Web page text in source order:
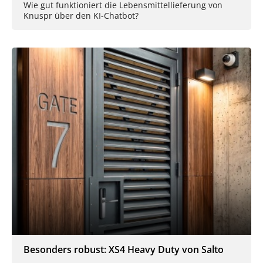
Wie gut funktioniert die Lebensmittellieferung von
Knuspr über den KI-Chatbot?
Besonders robust: XS4 Heavy Duty von Salto